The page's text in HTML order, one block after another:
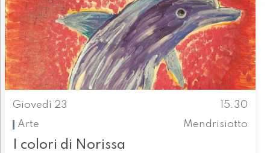
Giovedì 23
15.30
Arte
Mendrisiotto
I colori di Norissa